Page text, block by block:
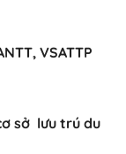
VSATTP
sở lưu trú du